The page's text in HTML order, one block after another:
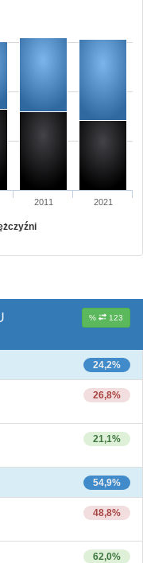
2011 2021
% 123
24,2%
26,8%
21,1%
54,9%
48,8%
62,0%